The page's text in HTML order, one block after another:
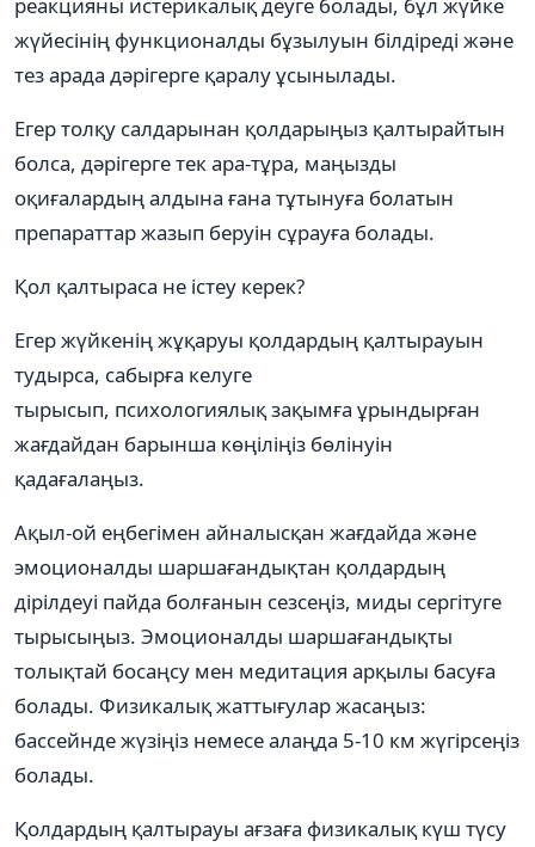
жүйесінің функционалды бұзылуын білдіреді және
тез арада дәрігерге қаралу ұсынылады.
Егер толқу салдарынан қолдарыңыз қалтырайтын
болса, дәрігерге тек ара-тұра, маңызды
оқиғалардың алдына ғана тұтынуға болатын
препараттар жазып беруін сұрауға болады.
Қол қалтыраса не істеу керек?
Егер жүйкенің жұқаруы қолдардың қалтырауын
тудырса, сабырға келуге
тырысып, психологиялық зақымға ұрындырған
жағдайдан барынша көңіліңіз бөлінуін
қадағалаңыз.
Ақыл-ой еңбегімен айналысқан жағдайда және
эмоционалды шаршағандықтан қолдардың
дірілдеуі пайда болғанын сезсеңіз, миды сергітуге
тырысыңыз. Эмоционалды шаршағандықты
толықтай босаңсу мен медитация арқылы басуға
болады. Физикалық жаттығулар жасаңыз:
бассейнде жүзіңіз немесе алаңда 5-10 км жүгірсеңіз
болады.
Қолдардың қалтырауы ағзаға физикалық күш түсу